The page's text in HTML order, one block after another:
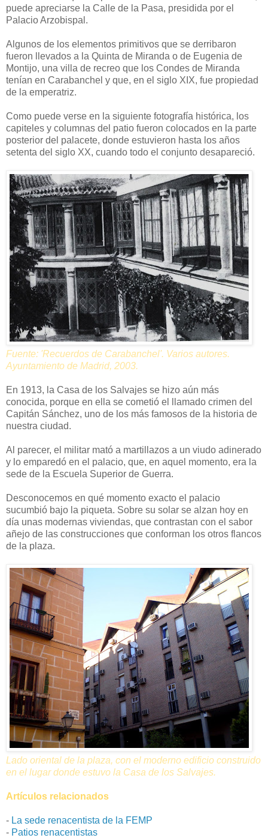
puede apreciarse la Calle de la Pasa, presidida por el
Palacio Arzobispal.
Algunos de los elementos primitivos que se derribaron
fueron llevados a la Quinta de Miranda o de Eugenia de
Montijo, una villa de recreo que los Condes de Miranda
tenían en Carabanchel y que, en el siglo XIX, fue propiedad
de la emperatriz.
Como puede verse en la siguiente fotografía histórica, los
capiteles y columnas del patio fueron colocados en la parte
posterior del palacete, donde estuvieron hasta los años
setenta del siglo XX, cuando todo el conjunto desapareció.
Fuente: 'Recuerdos de Carabanchel'. Varios autores.
Ayuntamiento de Madrid, 2003.
En 1913, la Casa de los Salvajes se hizo aún más
conocida, porque en ella se cometió el llamado crimen del
Capitán Sánchez, uno de los más famosos de la historia de
nuestra ciudad.
Al parecer, el militar mató a martillazos a un viudo adinerado
y lo emparedó en el palacio, que, en aquel momento, era la
sede de la Escuela Superior de Guerra.
Desconocemos en qué momento exacto el palacio
sucumbió bajo la piqueta. Sobre su solar se alzan hoy en
día unas modernas viviendas, que contrastan con el sabor
añejo de las construcciones que conforman los otros flancos
de la plaza.
Lado oriental de la plaza, con el moderno edificio construido
en el lugar donde estuvo la Casa de los Salvajes.
Artículos relacionados
- La sede renacentista de la FEMP
- Patios renacentistas